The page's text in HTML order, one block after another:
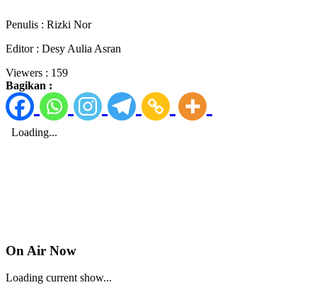
Penulis : Rizki Nor
Editor : Desy Aulia Asran
Viewers : 159
Bagikan :
On Air Now
Loading current show...